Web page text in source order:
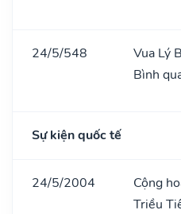
24/5/548
Vua Lý
Bình
Sự kiện quốc tế
24/5/2004
Cộng
Triều